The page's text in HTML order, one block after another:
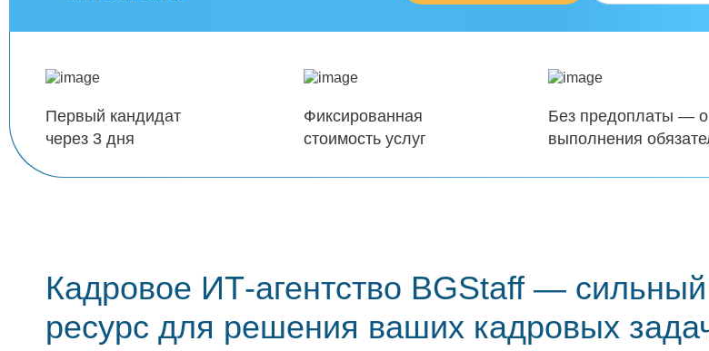
Первый кандидат
через 3 дня
Фиксированная
стоимость услуг
Без предоплаты —
выполнения
Кадровое ИТ-агентство BGStaff — сильный
ресурс для решения ваших кадровых